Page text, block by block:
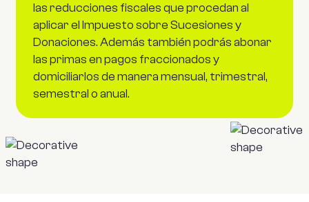
las reducciones fiscales que procedan al
aplicar el Impuesto sobre Sucesiones y
Donaciones. Además también podrás abonar
las primas en pagos fraccionados y
domiciliarlos de manera mensual, trimestral,
semestral o anual.